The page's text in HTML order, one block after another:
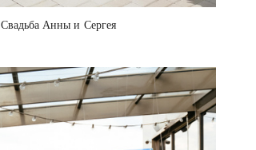
Свадьба Анны и Сергея